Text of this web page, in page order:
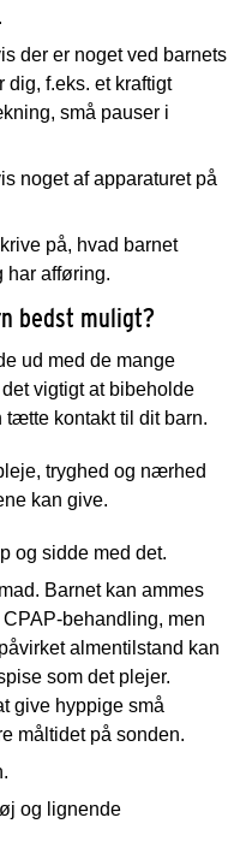
der er noget ved barnets
f.eks. et kraftigt
små pauser i
noget af apparaturet på
på, hvad barnet
har afføring.
bedst muligt?
ud med de mange
vigtigt at bibeholde
kontakt til dit barn.
tryghed og nærhed
kan give.
og sidde med det.
Barnet kan ammes
behandling, men
almentilstand kan
som det plejer.
give hyppige små
måltidet på sonden.
og lignende